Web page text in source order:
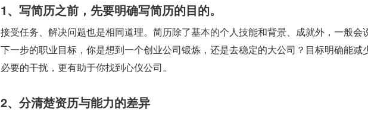
1、写简历之前，先要明确写简历的目的。
接受任务、解决问题也是相同道理。简历除了基本的个人技能和背景、成就外，一般会
下一步的职业目标，你是想到一个创业公司锻炼，还是去稳定的大公司？目标明确能减
必要的干扰，更有助于你找到心仪公司。
2、分清楚资历与能力的差异